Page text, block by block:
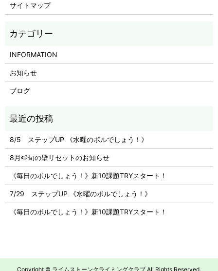
サイトマップ
INFORMATION
お知らせ
ブログ
8/5 ステップUP 《水曜のボルでしょう！》
8月🍉旬の壁リセットのお知らせ
《毎日のボルでしょう！》新10課題TRYスタート！
7/29 ステップUP 《水曜のボルでしょう！》
《毎日のボルでしょう！》新10課題TRYスタート！
Copyright © ライムストーンクライミングクラブ All Rights Reserved.